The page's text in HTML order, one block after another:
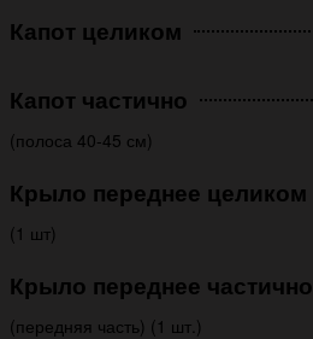
Капот целиком
Капот частично
(полоса 40-45 см)
Крыло переднее целиком
(1 шт)
Крыло переднее частично
(передняя часть) (1 шт.)